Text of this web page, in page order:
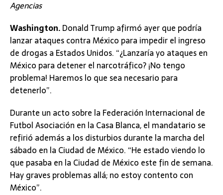
Agencias
Washington.Donald Trump afirmó ayer que podría
lanzar ataques contra México para impedir el ingreso
de drogas a Estados Unidos. “¿Lanzaría yo ataques en
México para detener el narcotráfico? ¡No tengo
problema! Haremos lo que sea necesario para
detenerlo”.
Durante un acto sobre la Federación Internacional de
Futbol Asociación en la Casa Blanca, el mandatario se
refirió además a los disturbios durante la marcha del
sábado en la Ciudad de México. “He estado viendo lo
que pasaba en la Ciudad de México este fin de semana.
Hay graves problemas allá; no estoy contento con
México”.